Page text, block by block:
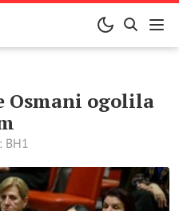
Osmani ogolila
BH1